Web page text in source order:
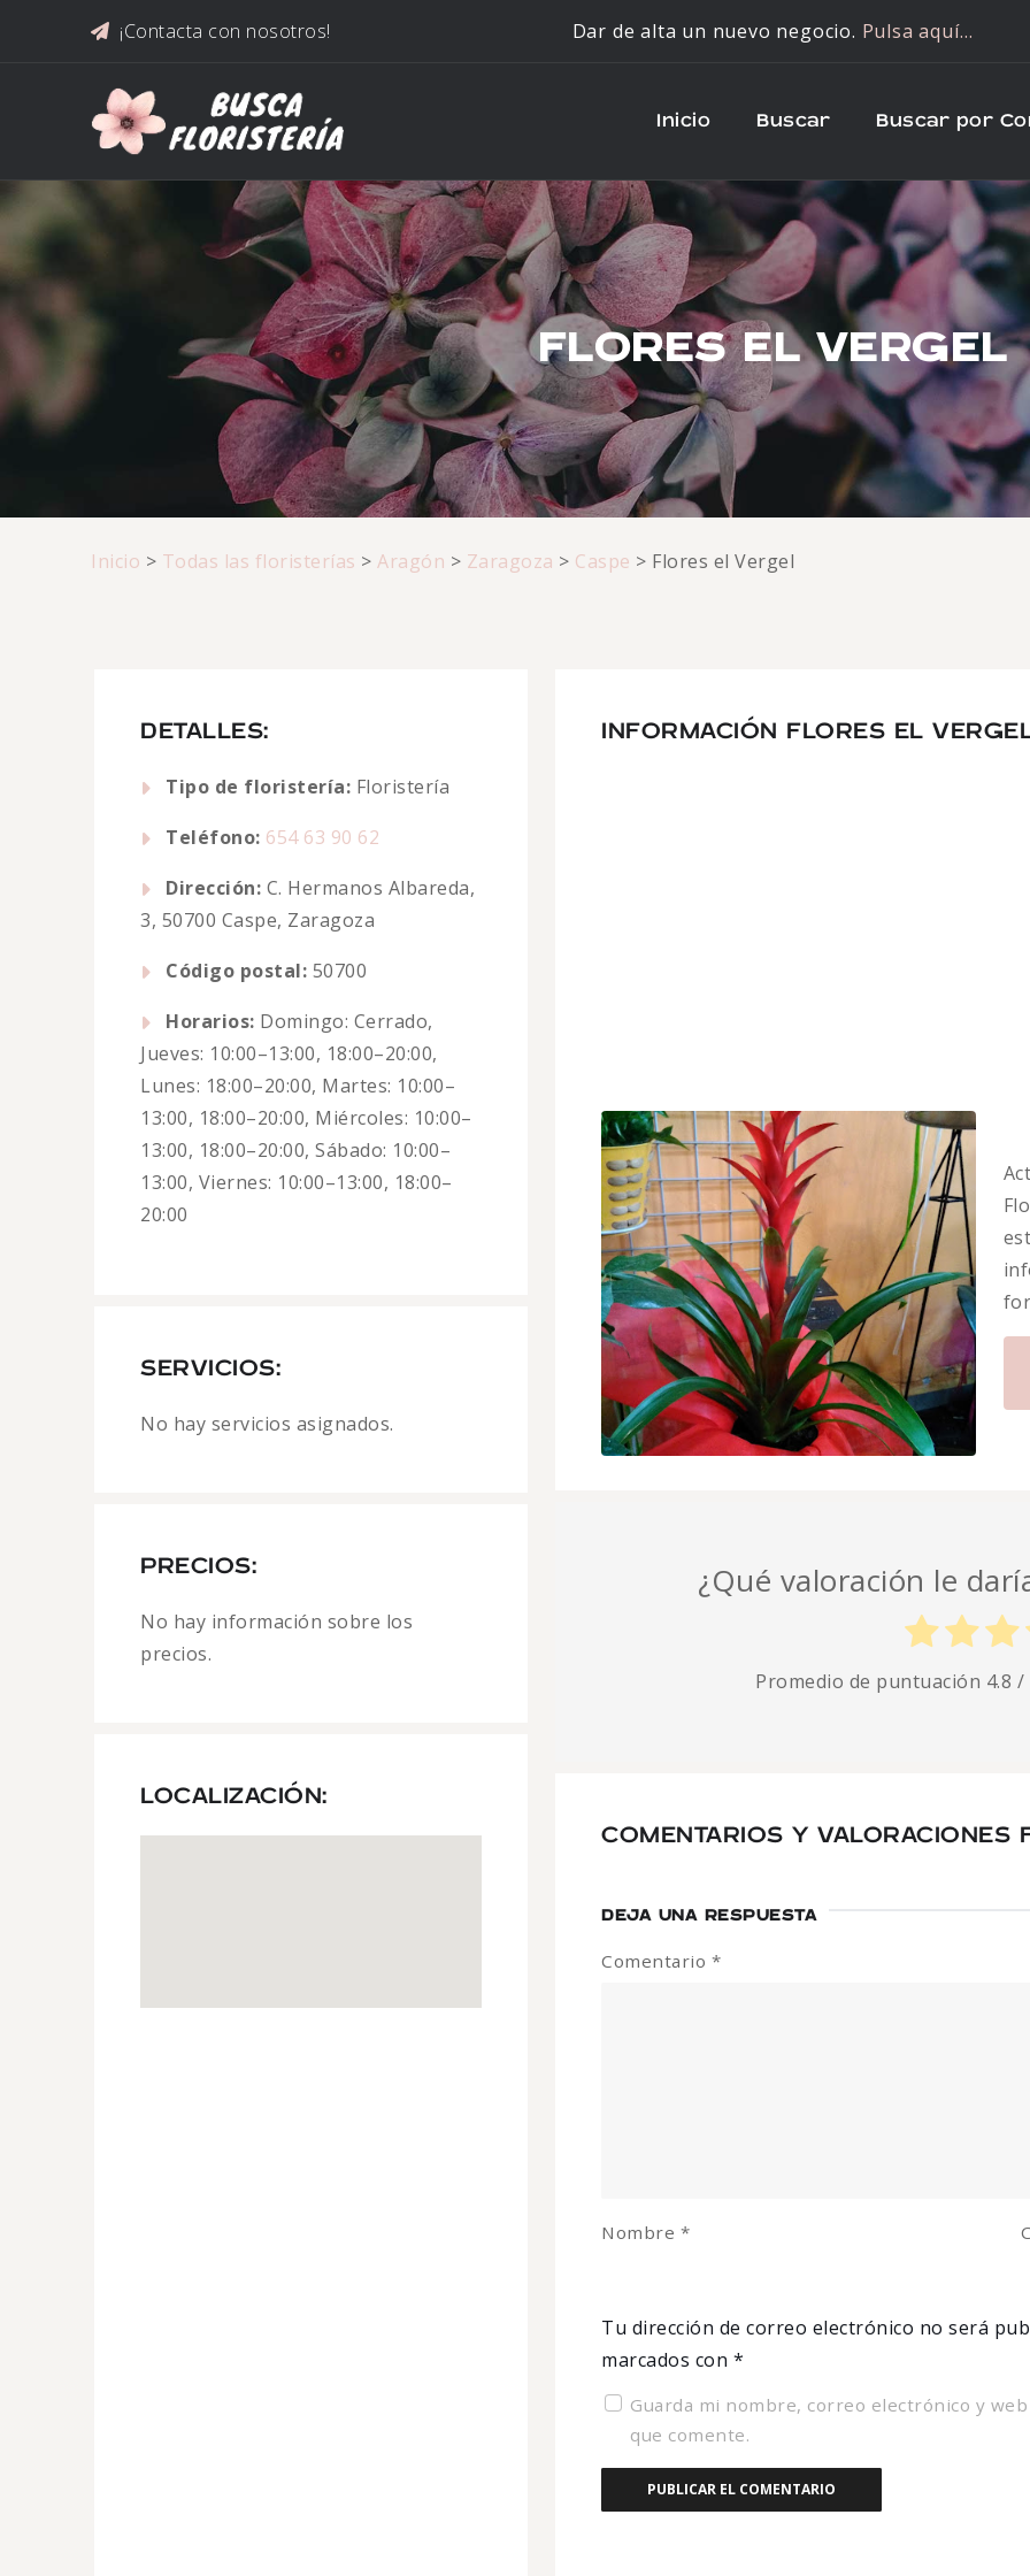
¡Contacta con nosotros! Dar de alta un nuevo negocio. Pulsa aquí…
Inicio Buscar Buscar por
FLORES EL VERGEL
Inicio > Todas las floristerías >Aragón > Zaragoza > Caspe > Flores el Vergel
DETALLES:
Tipo de floristería: Floristería
Teléfono: 654 63 90 62
Dirección: C. Hermanos Albareda,
3, 50700 Caspe, Zaragoza
Código postal: 50700
Horarios: Domingo: Cerrado,
Jueves: 10:00–13:00, 18:00–20:00,
Lunes: 18:00–20:00, Martes: 10:00–
13:00, 18:00–20:00, Miércoles: 10:00–
13:00, 18:00–20:00, Sábado: 10:00–
13:00, Viernes: 10:00–13:00, 18:00–
20:00
SERVICIOS:
No hay servicios asignados.
PRECIOS:
No hay información sobre los
precios.
LOCALIZACIÓN:
INFORMACIÓN FLORES EL
¿Qué valoración le
Promedio de puntuación 4.8 /
COMENTARIOS Y VALORACIONES
DEJA UNA RESPUESTA
Tu dirección de correo electrónico no será
marcados con *
Comentario *
Nombre *
Guarda mi nombre, correo electrónico y
que comente.